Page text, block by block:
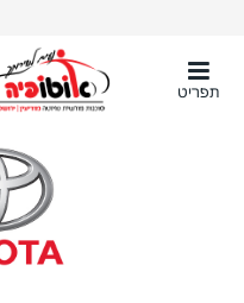
תפריט